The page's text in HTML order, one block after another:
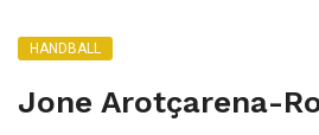
HANDBALL
Jone Arotçarena-